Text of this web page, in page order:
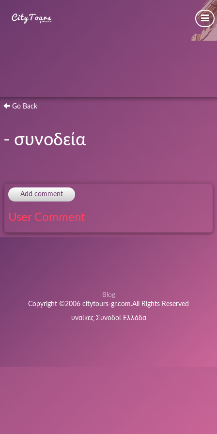
Go Back
- συνοδεία
Add comment
User Comment
Blog
Copyright ©2006 citytours-gr.com.All Rights Reserved
υναίκες Συνοδοί Ελλάδα